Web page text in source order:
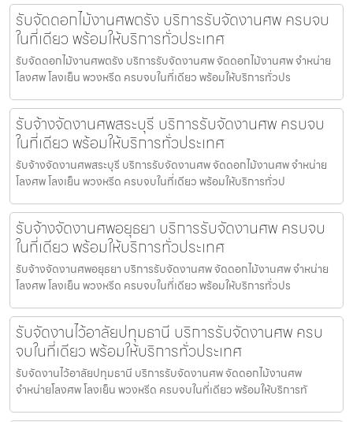
รับจัดดอกไม้งานศพตรัง บริการรับจัดงานศพ ครบจบ
ในที่เดียว พร้อมให้บริการทั่วประเทศ
รับจัดดอกไม้งานศพตรัง บริการรับจัดงานศพ จัดดอกไม้งานศพ จำหน่าย
โลงศพ โลงเย็น พวงหรีด ครบจบในที่เดียว พร้อมให้บริการทั่วปร
รับจ้างจัดงานศพสระบุรี บริการรับจัดงานศพ ครบจบ
ในที่เดียว พร้อมให้บริการทั่วประเทศ
รับจ้างจัดงานศพสระบุรี บริการรับจัดงานศพ จัดดอกไม้งานศพ จำหน่าย
โลงศพ โลงเย็น พวงหรีด ครบจบในที่เดียว พร้อมให้บริการทั่วป
รับจ้างจัดงานศพอยุธยา บริการรับจัดงานศพ ครบจบ
ในที่เดียว พร้อมให้บริการทั่วประเทศ
รับจ้างจัดงานศพอยุธยา บริการรับจัดงานศพ จัดดอกไม้งานศพ จำหน่าย
โลงศพ โลงเย็น พวงหรีด ครบจบในที่เดียว พร้อมให้บริการทั่วปร
รับจัดงานไว้อาลัยปทุมธานี บริการรับจัดงานศพ ครบ
จบในที่เดียว พร้อมให้บริการทั่วประเทศ
รับจัดงานไว้อาลัยปทุมธานี บริการรับจัดงานศพ จัดดอกไม้งานศพ
จำหน่ายโลงศพ โลงเย็น พวงหรีด ครบจบในที่เดียว พร้อมให้บริการทั